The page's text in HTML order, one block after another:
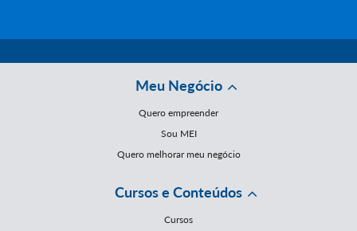
Meu Negócio
Quero empreender
Sou MEI
Quero melhorar meu negócio
Cursos e Conteúdos
Cursos